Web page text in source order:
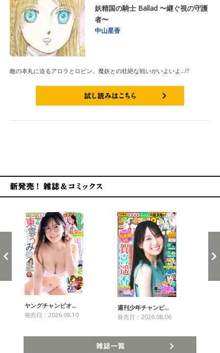
妖精国の騎士 Ballad 〜継ぐ視の守護
者〜
中山星香
敵の本丸に迫るアロラとロビン。魔妖との壮絶な戦いがいよいよ…!?
ヤングチャンピオ…
発売日：2026.08.10
週刊少年チャンピ…
発売日：2026.08.06